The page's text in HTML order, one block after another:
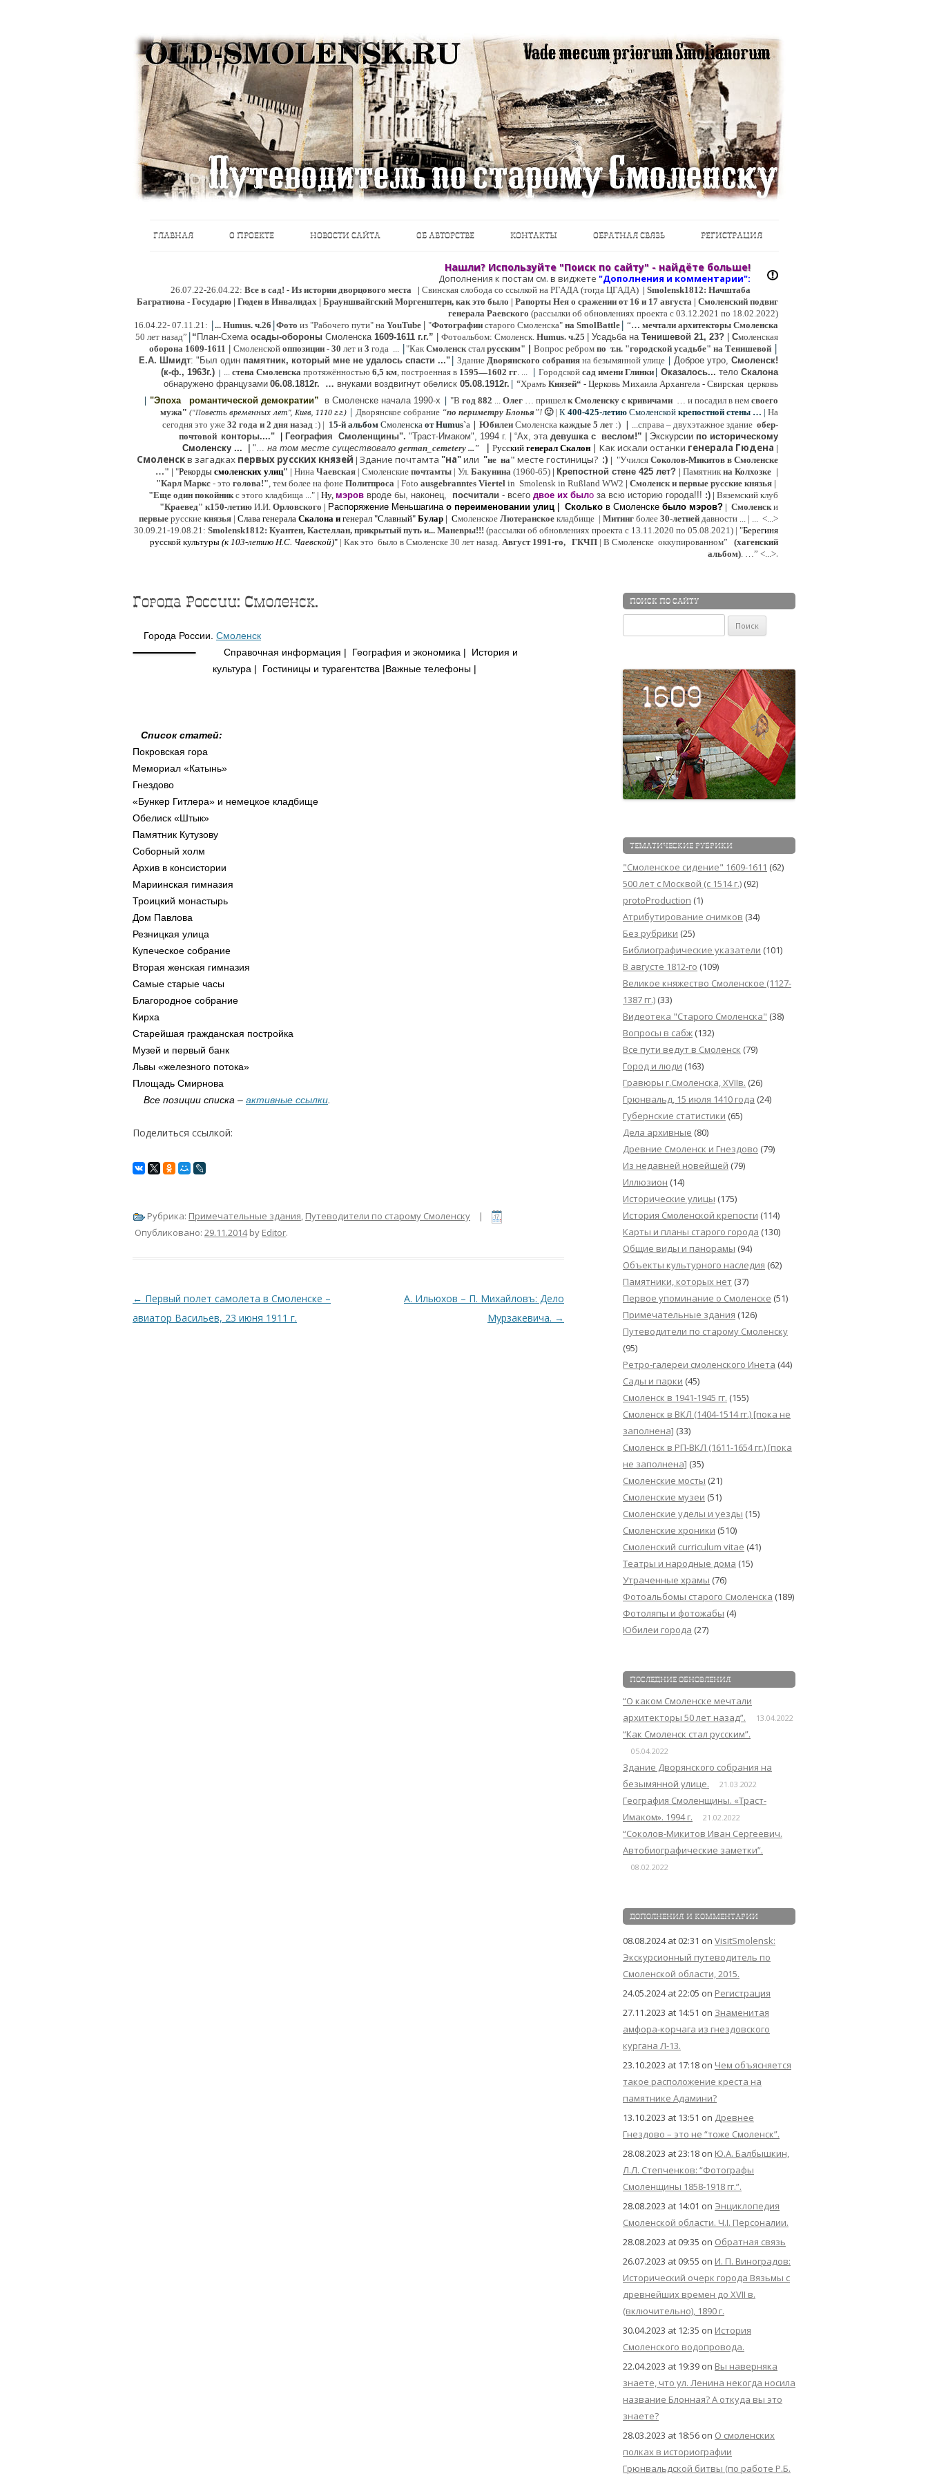
Старый Cмоленск
ГЛАВНАЯ О ПРОЕКТЕ НОВОСТИ САЙТА ОБ АВТОРСТВЕ КОНТАКТЫ ОБРАТНАЯ СВЯЗЬ РЕГИСТРАЦИЯ
Нашли? Используйте "Поиск по сайту" - найдёте больше!
Дополнения к постам см. в виджете "Дополнения и комментарии":
26.07.22-26.04.22: Все в сад! - Из истории дворцового места | Свинская слобода со ссылкой на РГАДА (тогда ЦГАДА) | Smolensk1812: Начштаба
Багратиона - Государю | Гюден в Инвалидах | Брауншвайгский Моргенштерн, как это было | Рапорты Нея о сражении от 16 и 17 августа | Смоленский подвиг
генерала Раевского (рассылки об обновлениях проекта с 03.12.2021 по 18.02.2022)
16.04.22- 07.11.21: |... Humus. ч.26 |Фото из "Рабочего пути" на YouTube "Фотографии старого Смоленска" на SmolBattle | “… мечтали архитекторы Смоленска
50 лет назад” | “ План-Схема осады-обороны Смоленска 1609-1611 г.г.” Фотоальбом: Смоленск. Humus. ч.25 | Усадьба на Тенишевой 21, 23? Смоленская
оборона 1609-1611 Смоленской оппозиции - 30 лет и 3 года ... |"Как Смоленскстал русским" Вопрос ребром по т.н. "городской усадьбе" на Тенишевой |
Е.А. Шмидт: "Был один памятник, который мне не удалось спасти ..." | Здание Дворянского собрания на безымянной улице | Доброе утро, Смоленск!
(к-ф., 1963г.) | ... стена Смоленска протяжённостью 6,5 км, построенная в 1595—1602 гг. ... | Городской сад имени Глинки | Оказалось... тело Скалона
обнаружено французами 06.08.1812г. … внуками воздвигнут обелиск 05.08.1912г. | “Храмъ Князей“ - Церковь Михаила Архангела - Свирская церковь
| "Эпохаромантической демократии” в Смоленске начала 1990-х | "В год 882 ... Олег … пришел к Смоленску с кривичами … и посадил в нем своего
мужа" ("Повесть временных лет", Киев, 1110 г.г.) | Дворянское собрание “по периметру Блонья”! 🙂| К 400-425-летию Смоленской крепостной стены … | На
сегодня это уже 32 года и 2 дня назад :) | 15-й альбом Смоленска от Humus`a | Юбилеи Смоленска каждые 5 лет :) | ...справа – двухэтажное здание обер-
почтовой конторы...." Гeография Cмоленщины". "Траст-Имаком", 1994 г. “Ах, эта девушка с веслом!” Экскурсии по историческому
Смоленску ...
"... на том месте существовало german_cemetery ..." | Русский генерал Скалон | Как искали останки генерала Гюдена |
Смоленскв загадках первых русских князей | Здание почтамта "на"или "не на" месте гостиницы? :) | "Учился Соколов-Микитов в Смоленске
…" | "Рекорды смоленских улиц" | Нина Чаевская | Смоленские почтамты | Ул. Бакунина (1960-65) | Крепостной стене 425 лет? | Памятник на Колхозке |
"Карл Маркс - это голова!", тем более на фоне Политпроса | Foto ausgebranntes Viertel in Smolensk in Rußland WW2 | Смоленск и первые русские князья |
"Еще один покойникс этого кладбища ..." | Ну, мэров вроде бы, наконец, посчитали - всего двое их было за всю историю города!!! :) | Вяземский клуб
"Краевед" к150-летию И.И. Орловского | Распоряжение Меньшагина о переименовании улиц Сколько в Смоленске было мэров? | Смоленски
первые русские князья | Слава генерала Скалона и генерал "Славный" Булар | Смоленское Лютерaнское кладбище | Митинг более 30-летней давности ... | ... <...>
30.09.21-19.08.21: Smolensk1812: Куантен, Кастеллан, прикрытый путь и... Маневры!!! (рассылки об обновлениях проекта с 13.11.2020 по 05.08.2021) | "Берегиня
русской культуры (к 103-летию Н.С. Чаевской)" | Как это было в Смоленске 30 лет назад. Август 1991-го, ГКЧП | В Смоленске оккупированном” (хагенский
альбом). …” <...>.
Города России: Смоленск.
Города России. Смоленск
Справочная информация | География и экономика | История и
культура | Гостиницы и турагентства |Важные телефоны |
Список статей:
Покровская гора
Мемориал «Катынь»
Гнездово
«Бункер Гитлера» и немецкое кладбище
Обелиск «Штык»
Памятник Кутузову
Соборный холм
Архив в консистории
Мариинская гимназия
Троицкий монастырь
Дом Павлова
Резницкая улица
Купеческое собрание
Вторая женская гимназия
Самые старые часы
Благородное собрание
Кирха
Старейшая гражданская постройка
Музей и первый банк
Львы «железного потока»
Площадь Смирнова
Все позиции списка – активные ссылки
Поделиться ссылкой:
Рубрика: Примечательные здания, Путеводители по старому Смоленску |
Опубликовано: 29.11.2014by Editor.
Навигация по записям
← Первый полет самолета в Смоленске –
авиатор Васильев, 23 июня 1911 г.
А. Ильюхов – П. Михайловъ: Дело
Мурзакевича. →
ПОИСК ПО САЙТУ
ТЕМАТИЧЕСКИЕ РУБРИКИ
"Смоленское сидение" 1609-1611 (62)
500 лет с Москвой (c 1514 г.) (92)
protoProduction (1)
Атрибутирование снимков (34)
Без рубрики (25)
Библиографические указатели (101)
В августе 1812-го (109)
Великое княжество Смоленское (1127-
1387 гг.) (33)
Видеотека "Cтарого Смоленска" (38)
Вопросы в сабж (132)
Все пути ведут в Смоленск (79)
Город и люди (163)
Гравюры г.Смоленска, XVIIв. (26)
Грюнвальд, 15 июля 1410 года (24)
Губернские статистики (65)
Дела архивные (80)
Древние Смоленск и Гнездово (79)
Из недавней новейшей (79)
Иллюзион (14)
Исторические улицы (175)
История Смоленской крепости (114)
Карты и планы старого города (130)
Общие виды и панорамы (94)
Объекты культурного наследия (62)
Памятники, которых нет (37)
Первое упоминание о Смоленске (51)
Примечательные здания (126)
Путеводители по старому Смоленску
(95)
Ретро-галереи смоленского Инета (44)
Сады и парки (45)
Смоленск в 1941-1945 гг. (155)
Смоленск в ВКЛ (1404-1514 гг.) [пока не
заполнена] (33)
Смоленск в РП-ВКЛ (1611-1654 гг.) [пока
не заполнена] (35)
Смоленские мосты (21)
Смоленские музеи (51)
Смоленские уделы и уезды (15)
Смоленские хроники (510)
Смоленский сurriculum vitae (41)
Театры и народные дома (15)
Утраченные храмы (76)
Фотоальбомы старого Смоленска (189)
Фотоляпы и фотожабы (4)
Юбилеи города (27)
ПОСЛЕДНИЕ ОБНОВЛЕНИЯ
“О каком Смоленске мечтали
архитекторы 50 лет назад”.
13.04.2022
“Как Смоленск стал русским”.
05.04.2022
Здание Дворянского собрания на
безымянной улице.
21.03.2022
География Смоленщины. «Траст-
Имаком». 1994 г.
21.02.2022
“Соколов-Микитов Иван Сергеевич.
Автобиографические заметки”.
08.02.2022
ДОПОЛНЕНИЯ И КОММЕНТАРИИ
08.08.2024 at 02:31 on VisitSmolensk:
Экскурсионный путеводитель по
Смоленской области, 2015.
24.05.2024 at 22:05 on Регистрация
27.11.2023 at 14:51 on Знаменитая
амфора-корчага из гнездовского
кургана Л-13.
23.10.2023 at 17:18 on Чем объясняется
такое расположение креста на
памятнике Адамини?
13.10.2023 at 13:51 on Древнее
Гнездово – это не “тоже Смоленск”.
28.08.2023 at 23:18 on Ю.А. Балбышкин,
Л.Л. Степченков: “Фотографы
Смоленщины 1858-1918 гг.”.
28.08.2023 at 14:01 on Энциклопедия
Смоленской области. Ч.I. Персоналии.
28.08.2023 at 09:35 on Обратная связь
26.07.2023 at 09:55 on И. П. Виноградов:
Исторический очерк города Вязьмы с
древнейших времен до XVII в.
(включительно), 1890 г.
30.04.2023 at 12:35 on История
Смоленского водопровода.
22.04.2023 at 19:39 on Вы наверняка
знаете, что ул. Ленина некогда носила
название Блонная? А откуда вы это
знаете?
28.03.2023 at 18:56 on О смоленских
полках в историографии
Грюнвальдской битвы (по работе Р.Б.